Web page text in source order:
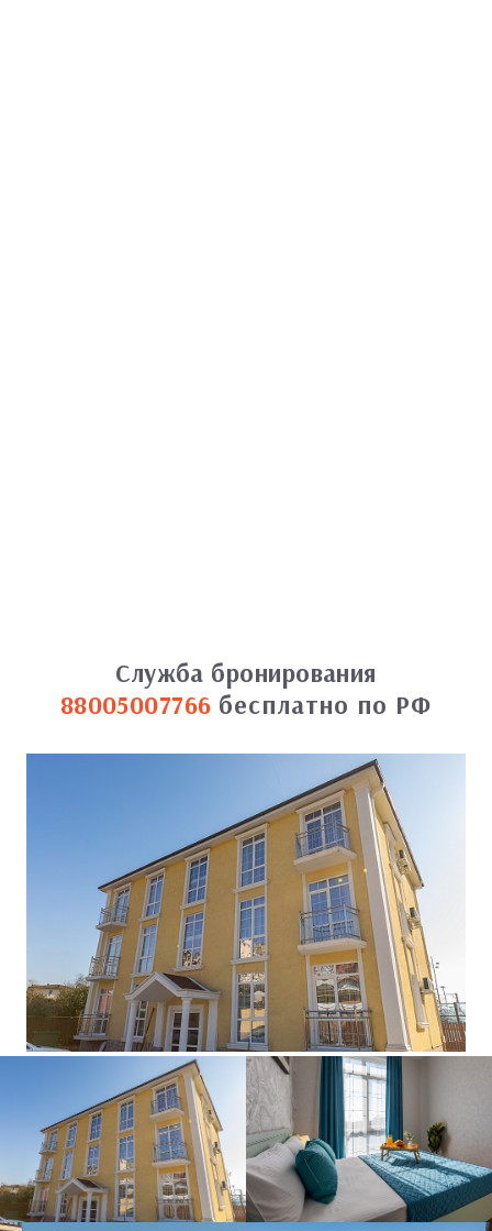
Служба бронирования
88005007766 бесплатно по РФ